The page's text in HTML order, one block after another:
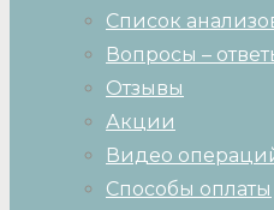
Список
Вопросы –
Отзывы
Акции
Видео
Способы оплаты